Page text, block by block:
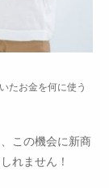
たお金を何に使う
この機会に新商
れません！